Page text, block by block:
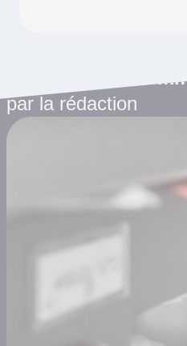
Les articles
par la rédaction